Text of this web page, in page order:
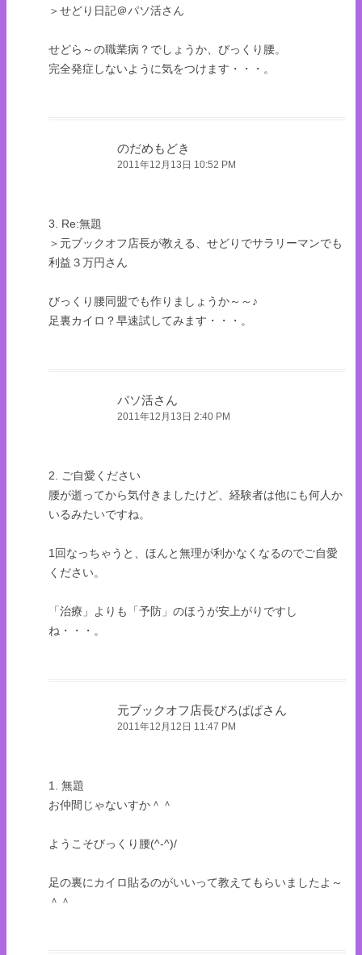
＞せどり日記＠パソ活さん
せどら～の職業病？でしょうか、びっくり腰。
完全発症しないように気をつけます・・・。
のだめもどき
2011年12月13日 10:52 PM
3. Re:無題
＞元ブックオフ店長が教える、せどりでサラリーマンでも
利益３万円さん
びっくり腰同盟でも作りましょうか～～♪
足裏カイロ？早速試してみます・・・。
パソ活さん
2011年12月13日 2:40 PM
2. ご自愛ください
腰が逝ってから気付きましたけど、経験者は他にも何人か
いるみたいですね。
1回なっちゃうと、ほんと無理が利かなくなるのでご自愛
ください。
「治療」よりも「予防」のほうが安上がりですし
ね・・・。
元ブックオフ店長ぴろぱぱさん
2011年12月12日 11:47 PM
1. 無題
お仲間じゃないすか＾＾
ようこそびっくり腰(^-^)/
足の裏にカイロ貼るのがいいって教えてもらいましたよ～
＾＾